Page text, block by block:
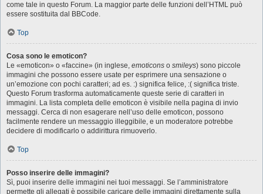
come tale in questo Forum. La maggior parte delle funzioni dell’HTML può
essere sostituita dal BBCode.
Top
Cosa sono le emoticon?
Le «emoticon» o «faccine» (in inglese, emoticons o smileys) sono piccole
immagini che possono essere usate per esprimere una sensazione o
un’emozione con pochi caratteri; ad es. :) significa felice, :( significa triste.
Questo Forum trasforma automaticamente queste serie di caratteri in
immagini. La lista completa delle emoticon è visibile nella pagina di invio
messaggi. Cerca di non esagerare nell’uso delle emoticon, possono
facilmente rendere un messaggio illeggibile, e un moderatore potrebbe
decidere di modificarlo o addirittura rimuoverlo.
Top
Posso inserire delle immagini?
Sì, puoi inserire delle immagini nei tuoi messaggi. Se l’amministratore
permette gli allegati è possibile caricare delle immagini direttamente sulla